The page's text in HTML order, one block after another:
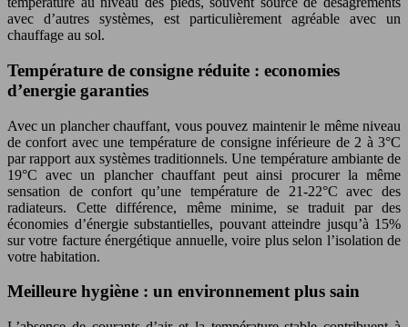
avec d’autres systèmes, est particulièrement agréable avec un
chauffage au sol.
Température de consigne réduite : economies
d’energie garanties
Avec un plancher chauffant, vous pouvez maintenir le même niveau
de confort avec une température de consigne inférieure de 2 à 3°C
par rapport aux systèmes traditionnels. Une température ambiante de
19°C avec un plancher chauffant peut ainsi procurer la même
sensation de confort qu’une température de 21-22°C avec des
radiateurs. Cette différence, même minime, se traduit par des
économies d’énergie substantielles, pouvant atteindre jusqu’à 15%
sur votre facture énergétique annuelle, voire plus selon l’isolation de
votre habitation.
Meilleure hygiène : un environnement plus sain